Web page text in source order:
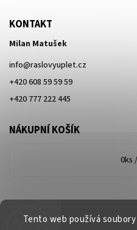
Tento web používá
KONTAKT
Milan Matušek
info@raslovyuplet.cz
+420 608 59 59 59
+420 777 222 445
NÁKUPNÍ KOŠÍK
0ks /